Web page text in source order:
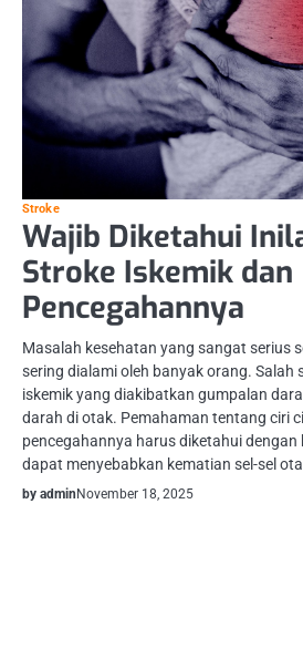
Stroke
Wajib Diketahui
Stroke Iskemik dan
Pencegahannya
Masalah kesehatan yang sangat serius
sering dialami oleh banyak orang. Salah
iskemik yang diakibatkan gumpalan
darah di otak. Pemahaman tentang ciri
pencegahannya harus diketahui dengan
dapat menyebabkan kematian sel-sel
by admin November 18, 2025